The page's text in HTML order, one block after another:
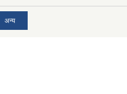
अन्य